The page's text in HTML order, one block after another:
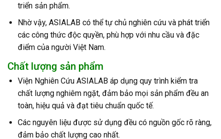
triển sản phẩm.
Nhờ vậy, ASIALAB có thể tự chủ nghiên cứu và phát triển
các công thức độc quyền, phù hợp với nhu cầu và đặc
điểm của người Việt Nam.
Chất lượng sản phẩm
Viện Nghiên Cứu ASIALAB áp dụng quy trình kiểm tra
chất lượng nghiêm ngặt, đảm bảo mọi sản phẩm đều an
toàn, hiệu quả và đạt tiêu chuẩn quốc tế.
Các nguyên liệu được sử dụng đều có nguồn gốc rõ ràng,
đảm bảo chất lượng cao nhất.